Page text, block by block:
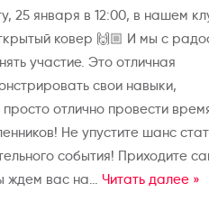
25 января в 12:00, в нашем
ковер 🙌🏼 И мы с
участие. Это отличная
свои навыки,
отлично провести
Не упустите шанс
события! Приходите
ждем вас на… Читать далее »